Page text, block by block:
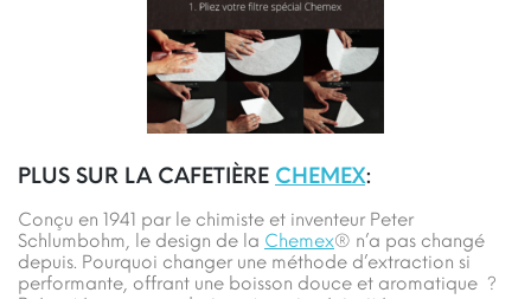
PLUS SUR LA CAFETIÈRE CHEMEX:
Conçu en 1941 par le chimiste et inventeur Peter
Schlumbohm, le design de la Chemex® n’a pas changé
depuis. Pourquoi changer une méthode d’extraction si
performante, offrant une boisson douce et aromatique ?